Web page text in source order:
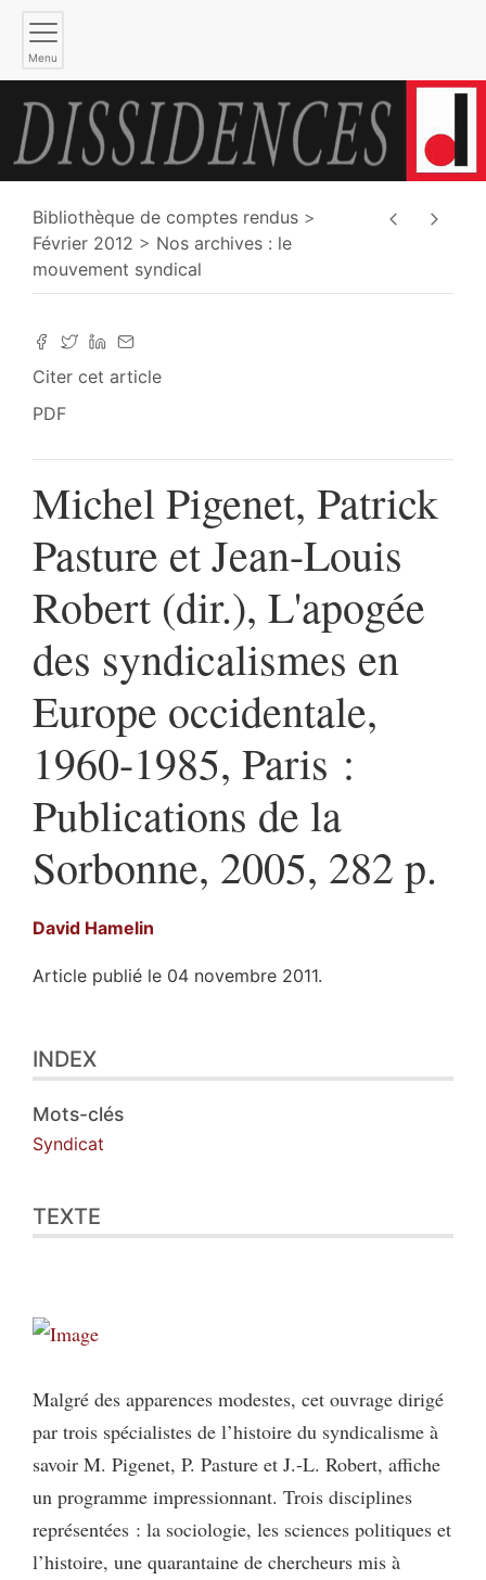
Menu
Bibliothèque de comptes rendus
Février 2012
Nos archives : le
mouvement syndical
Citer cet article
PDF
Michel Pigenet, Patrick
Pasture et Jean-Louis
Robert (dir.), L'apogée
des syndicalismes en
Europe occidentale,
1960-1985, Paris :
Publications de la
Sorbonne, 2005, 282 p.
David Hamelin
Article publié le 04 novembre 2011.
Texte
Illustrations
Citer cet article
Auteur
INDEX
Mots-clés
Syndicat
TEXTE
Malgré des apparences modestes, cet ouvrage dirigé
par trois spécialistes de l’histoire du syndicalisme à
savoir M. Pigenet, P. Pasture et J.-L. Robert, affiche
un programme impressionnant. Trois disciplines
représentées : la sociologie, les sciences politiques et
l’histoire, une quarantaine de chercheurs mis à